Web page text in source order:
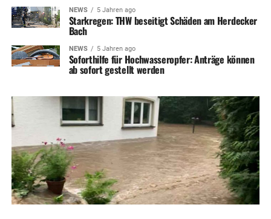
NEWS 5 Jahren ago
Starkregen: THW beseitigt Schäden am Herdecker
Bach
NEWS 5 Jahren ago
Soforthilfe für Hochwasseropfer: Anträge können
ab sofort gestellt werden